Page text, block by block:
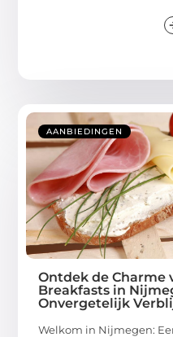
AANBIEDINGEN
Ontdek de Charme
Breakfasts in
Onvergetelijk
Welkom in Nijmegen: